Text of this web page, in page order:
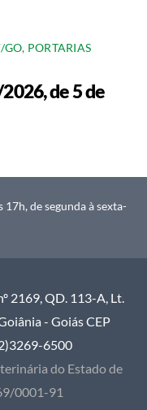
GO, PORTARIAS
de 5 de
de segunda à sexta-
2169, QD. 113-A, Lt.
- Goiás CEP
6500
do Estado de
0001-91